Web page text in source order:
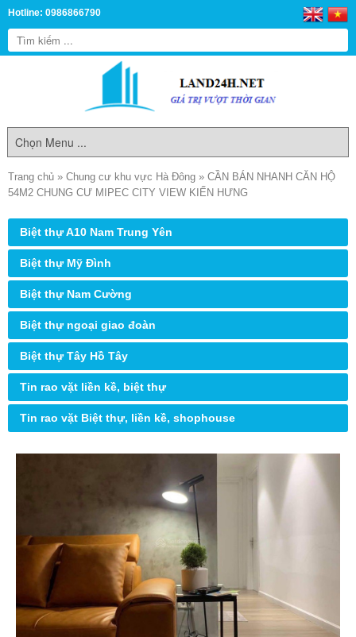
Hotline: 0986866790
Trang chủ » Chung cư khu vực Hà Đông » CẦN BÁN NHANH CĂN HỘ
54M2 CHUNG CƯ MIPEC CITY VIEW KIẾN HƯNG
Biệt thự A10 Nam Trung Yên
Biệt thự Mỹ Đình
Biệt thự Nam Cường
Biệt thự ngoại giao đoàn
Biệt thự Tây Hồ Tây
Tin rao vặt liền kề, biệt thự
Tin rao vặt Biệt thự, liền kề, shophouse